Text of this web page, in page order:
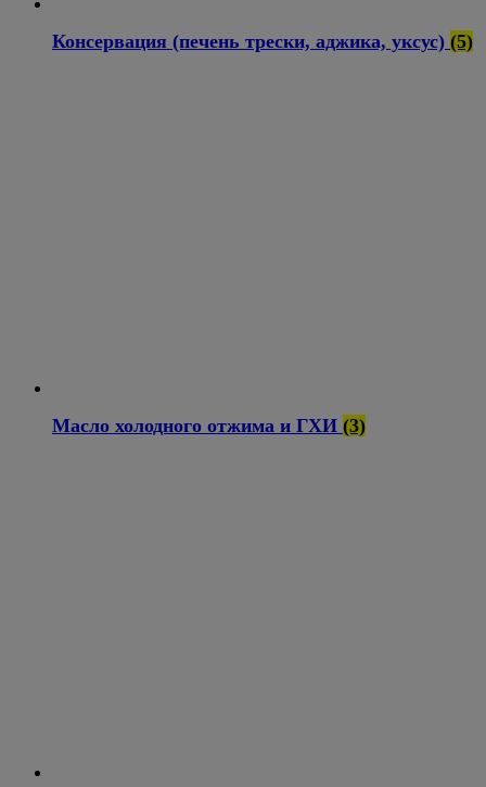
Консервация (печень трески, аджика, уксус) (5)
Масло холодного отжима и ГХИ (3)